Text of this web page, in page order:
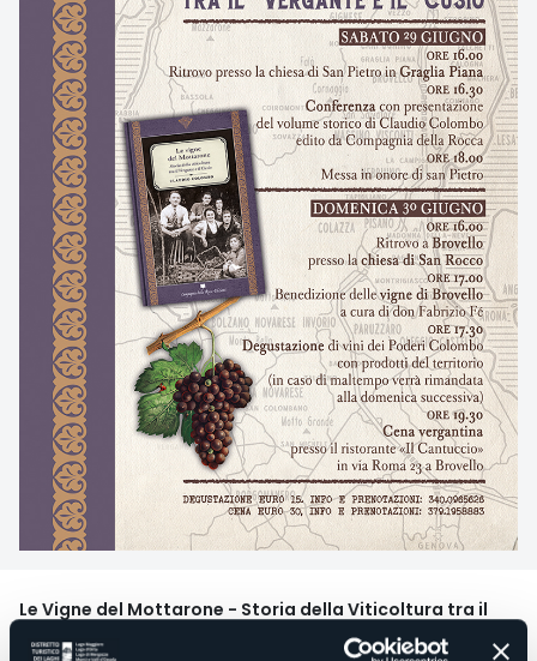
Le Vigne del Mottarone - Storia della Viticoltura tra il